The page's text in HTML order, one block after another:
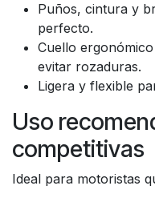
Puños, cintura y
perfecto.
Cuello
evitar rozaduras.
Ligera y flexible
Uso
competitivas
Ideal para motoristas